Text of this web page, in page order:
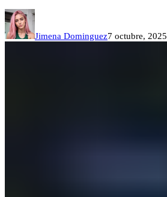
Jimena Dominguez7 octubre, 2025